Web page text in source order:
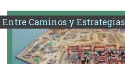
Entre Caminos y Estrategias